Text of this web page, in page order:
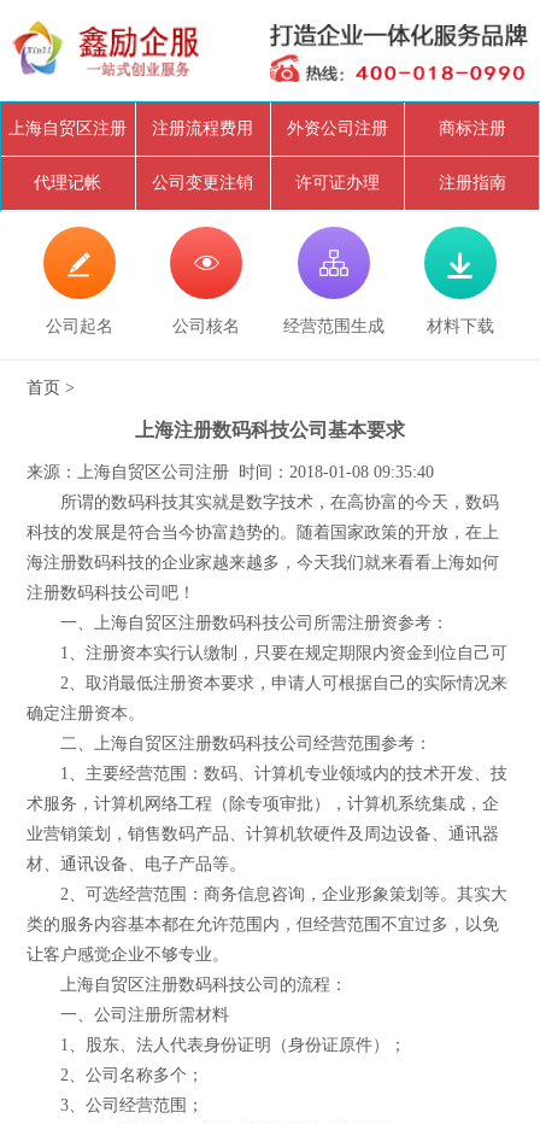
上海自贸区注册 注册流程费用 外资公司注册 商标注册
代理记帐 公司变更注销 许可证办理 注册指南

公司起名

公司核名

经营范围生成

材料下载
首页 >
上海注册数码科技公司基本要求
来源：上海自贸区公司注册 时间：2018-01-08 09:35:40
所谓的数码科技其实就是数字技术，在高协富的今天，数码
科技的发展是符合当今协富趋势的。随着国家政策的开放，在上
海注册数码科技的企业家越来越多，今天我们就来看看上海如何
注册数码科技公司吧！
一、上海自贸区注册数码科技公司所需注册资参考：
1、注册资本实行认缴制，只要在规定期限内资金到位自己可
2、取消最低注册资本要求，申请人可根据自己的实际情况来
确定注册资本。
二、上海自贸区注册数码科技公司经营范围参考：
1、主要经营范围：数码、计算机专业领域内的技术开发、技
术服务，计算机网络工程（除专项审批），计算机系统集成，企
业营销策划，销售数码产品、计算机软硬件及周边设备、通讯器
材、通讯设备、电子产品等。
2、可选经营范围：商务信息咨询，企业形象策划等。其实大
类的服务内容基本都在允许范围内，但经营范围不宜过多，以免
让客户感觉企业不够专业。
上海自贸区注册数码科技公司的流程：
一、公司注册所需材料
1、股东、法人代表身份证明（身份证原件）；
2、公司名称多个；
3、公司经营范围；